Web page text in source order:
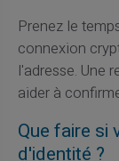
Prenez le
connexion
l'adresse. Une
aider à
Que faire si
d'identité ?